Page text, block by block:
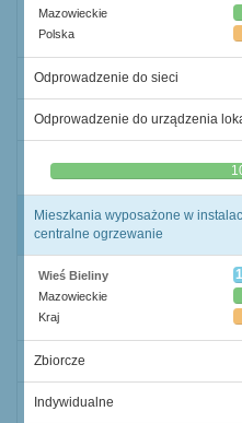
Mazowieckie
Polska
Odprowadzenie do sieci
Odprowadzenie do urządzenia
0,0%
Mieszkania wyposażone w
centralne ogrzewanie
Wieś Bieliny
Mazowieckie
Kraj
Zbiorcze
Indywidualne